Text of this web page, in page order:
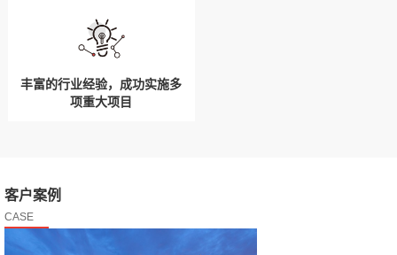
丰富的行业经验，成功实施多
项重大项目
客户案例
CASE